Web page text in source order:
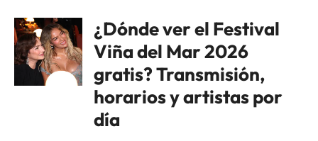
¿Dónde ver el Festival
Viña del Mar 2026
gratis? Transmisión,
horarios y artistas por
día